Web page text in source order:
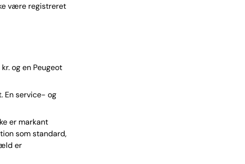
være registreret
og en Peugeot
En service- og
er markant
som standard,
er